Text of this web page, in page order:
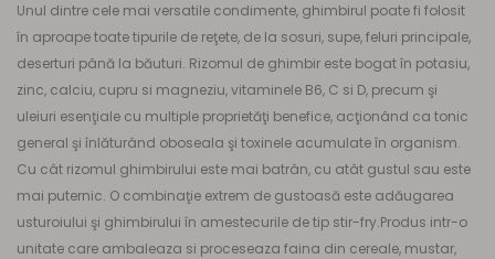
Unul dintre cele mai versatile condimente, ghimbirul poate fi folosit
în aproape toate tipurile de reţete, de la sosuri, supe, feluri principale,
deserturi până la băuturi. Rizomul de ghimbir este bogat în potasiu,
zinc, calciu, cupru si magneziu, vitaminele B6, C si D, precum şi
uleiuri esenţiale cu multiple proprietăţi benefice, acţionând ca tonic
general şi înlăturând oboseala şi toxinele acumulate în organism.
Cu cât rizomul ghimbirului este mai batrân, cu atât gustul sau este
mai puternic. O combinaţie extrem de gustoasă este adăugarea
usturoiului şi ghimbirului în amestecurile de tip stir-fry.Produs intr-o
unitate care ambaleaza si proceseaza faina din cereale, mustar,